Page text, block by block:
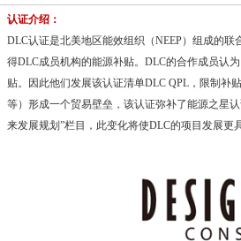
认证介绍：
DLC认证是北美地区能效组织（NEEP）组成的
得DLC成员机构的能源补贴。DLC的合作成员认
贴。因此他们发展该认证清单DLC QPL，限制补
等）形成一个贸易壁垒，该认证弥补了能源之星
来发展规划”栏目，此变化将使DLC的项目发展更